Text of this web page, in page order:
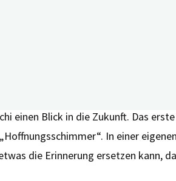
Dr. Michael Zeiler waren dicht
einen Blick in die Zukunft. Das
In einer
die Erinnerung ersetzen kann,